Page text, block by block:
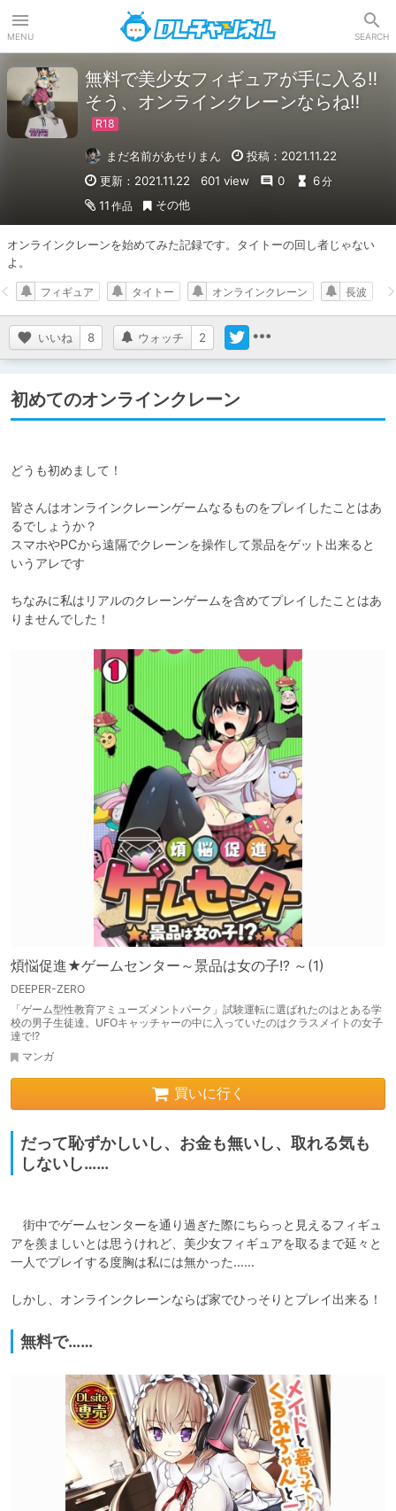
MENU SEARCH
無料で美少女フィギュアが手に入る‼
そう、オンラインクレーンならね‼
まだ名前があせりまん
投稿：2021.11.22
更新：2021.11.22
601 view 0 6分
11 作品 その他
オンラインクレーンを始めてみた記録です。タイトーの回し者じゃない
よ。
いいね 8 ウォッチ 2
フィギュア タイトー オンラインクレーン 長波
初めてのオンラインクレーン
どうも初めまして！
皆さんはオンラインクレーンゲームなるものをプレイしたことはあ
るでしょうか？
スマホやPCから遠隔でクレーンを操作して景品をゲット出来ると
いうアレです
ちなみに私はリアルのクレーンゲームを含めてプレイしたことはあ
りませんでした！
煩悩促進★ゲームセンター～景品は女の子!? ～(1)
DEEPER-ZERO
「ゲーム型性教育アミューズメントパーク」試験運転に選ばれたのはとある学
校の男子生徒達。UFOキャッチャーの中に入っていたのはクラスメイトの女子
達で!?
マンガ
買いに行く
だって恥ずかしいし、お金も無いし、取れる気も
しないし……
街中でゲームセンターを通り過ぎた際にちらっと見えるフィギュ
アを羨ましいとは思うけれど、美少女フィギュアを取るまで延々と
一人でプレイする度胸は私には無かった……
しかし、オンラインクレーンならば家でひっそりとプレイ出来る！
無料で……